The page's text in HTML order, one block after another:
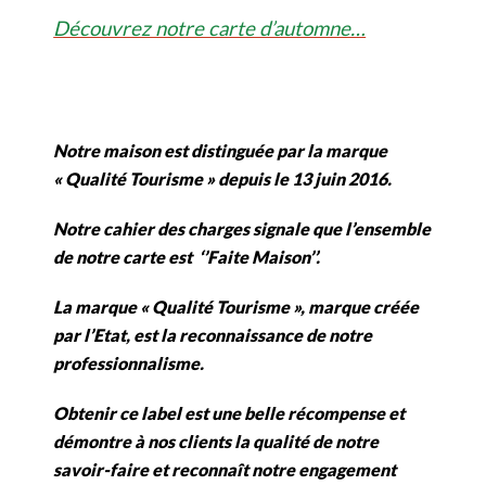
Découvrez notre carte d’automne…
Notre maison est distinguée par la marque
« Qualité Tourisme » depuis le 13 juin 2016.
Notre cahier des charges signale que l’ensemble
de notre carte est ‘’Faite Maison’’.
La marque « Qualité Tourisme », marque créée
par l’Etat, est la reconnaissance de notre
professionnalisme.
Obtenir ce label est une belle récompense et
démontre à nos clients la qualité de notre
savoir-faire et reconnaît notre engagement